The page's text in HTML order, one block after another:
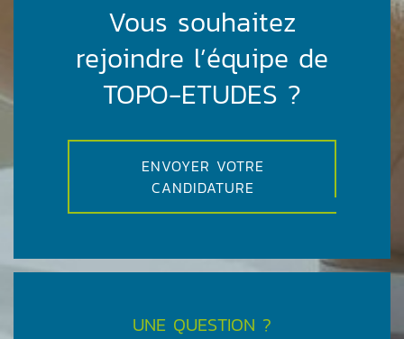
Vous souhaitez
rejoindre l’équipe de
TOPO-ETUDES ?
ENVOYER VOTRE
CANDIDATURE
UNE QUESTION ?